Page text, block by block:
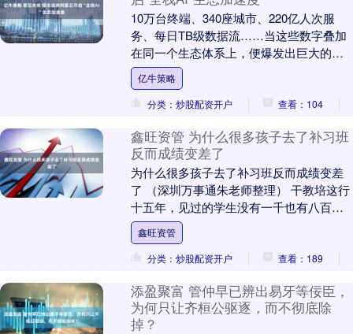
10万台终端、340座城市、220亿人次服
务、每日TB级数据流……当这些数字叠加
在同一个生态体系上，便爆发出巨大的数
据能量和生态重力，让全面“数智化转型”势
在必....
亿牛策略
分类：炒股配资开户
查看：104
鑫旺资管 为什么很多孩子去了补习班
反而成绩变差了
为什么很多孩子去了补习班反而成绩变差
了 （深圳万事通朱老师整理） 干教培这行
十五年，见过的学生没有一千也有八百，
今天我必须说句大实话——很多孩子越补
课，成绩越往....
鑫旺资管
分类：炒股配资开户
查看：189
添盈聚富 管仲早已辨出易牙等佞臣，
为何只让齐桓公驱逐，而不彻底除
掉？